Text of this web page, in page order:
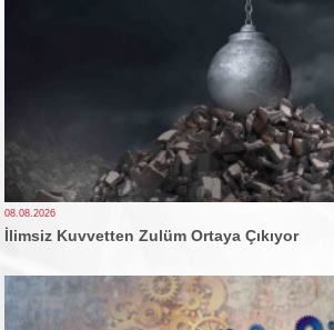
08.08.2026
İlimsiz Kuvvetten Zulüm Ortaya Çıkıyor